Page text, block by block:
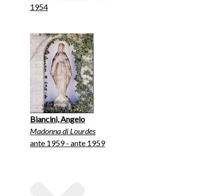
1954
Biancini, Angelo
Madonna di Lourdes
ante 1959 - ante 1959